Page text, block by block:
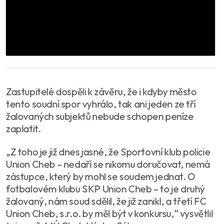
Zastupitelé dospěli k závěru, že i kdyby město
tento soudní spor vyhrálo, tak ani jeden ze tří
žalovaných subjektů nebude schopen peníze
zaplatit.
„Z toho je již dnes jasné, že Sportovní klub policie
Union Cheb – nedaří se nikomu doručovat, nemá
zástupce, který by mohl se soudem jednat. O
fotbalovém klubu SKP Union Cheb – to je druhý
žalovaný, nám soud sdělil, že již zanikl, a třetí FC
Union Cheb, s.r.o. by měl být v konkursu,“ vysvětlil